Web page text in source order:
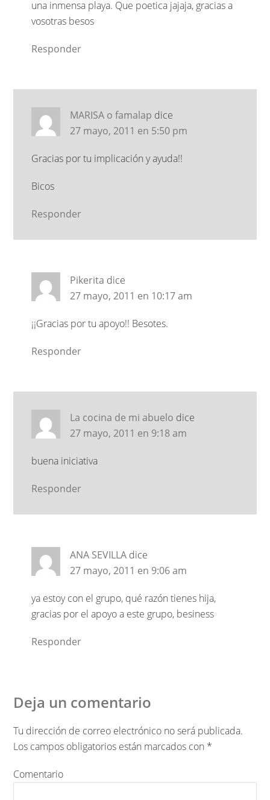
una inmensa playa. Que poetica jajaja, gracias a
vosotras besos
Responder
MARISA o famalap dice
27 mayo, 2011 en 5:50 pm
Gracias por tu implicación y ayuda!!
Bicos
Responder
Pikerita dice
27 mayo, 2011 en 10:17 am
¡¡Gracias por tu apoyo!! Besotes.
Responder
La cocina de mi abuelo dice
27 mayo, 2011 en 9:18 am
buena iniciativa
Responder
ANA SEVILLA dice
27 mayo, 2011 en 9:06 am
ya estoy con el grupo, qué razón tienes hija,
gracias por el apoyo a este grupo, besiness
Responder
Deja un comentario
Tu dirección de correo electrónico no será publicada.
Los campos obligatorios están marcados con *
Comentario